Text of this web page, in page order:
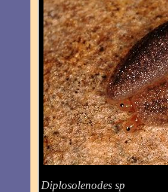
Diplosolenodes sp